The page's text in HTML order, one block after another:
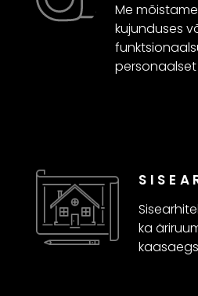
Me
kujunduses
ka